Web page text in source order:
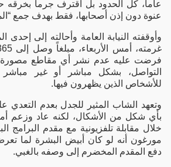
عاماً، كل الحدود بل اقترف جرماً بخرقه
عنوة دون إذن أصحابها، فقط بهدف جمع
وأوقفته النيابة العامة وأحالته إلى إحدى
فرضت عليه عدم نشر أي مقاطع مصورة
التواصل، بشكل مباشر أو غير
للأشخاص الذين يظهرون فيها.
وتعهد الشاب المثير للجدل بعدم التعدي
بأي شكل من الأشكال، لكنه عاد وزعم
خلال مقابلة تلفزيونية مع مقدم البرامج
مورغون أنه لو كان أبيض البشرة لما
دفع المقدم المخضرم إلى وصفه بالغبي.